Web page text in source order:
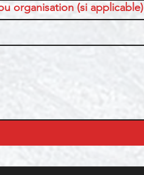
organisation (si applicable)